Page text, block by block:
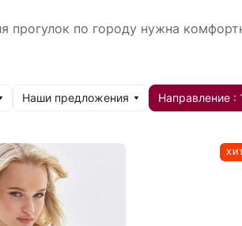
прогулок по городу нужна
Наши предложения Направление :